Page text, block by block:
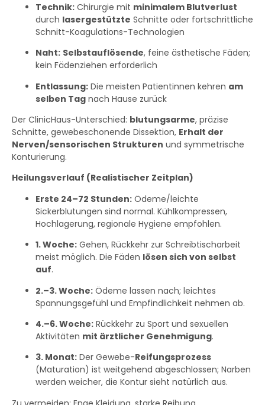
Technik: Chirurgie mit minimalem Blutverlust
durch lasergestützte Schnitte oder fortschrittliche
Schnitt-Koagulations-Technologien
Naht: Selbstauflösende, feine ästhetische Fäden;
kein Fädenziehen erforderlich
Entlassung: Die meisten Patientinnen kehren am
selben Tag nach Hause zurück
Der ClinicHaus-Unterschied: blutungsarme, präzise
Schnitte, gewebeschonende Dissektion, Erhalt der
Nerven/sensorischen Strukturen und symmetrische
Konturierung.
Heilungsverlauf (Realistischer Zeitplan)
Erste 24–72 Stunden: Ödeme/leichte
Sickerblutungen sind normal. Kühlkompressen,
Hochlagerung, regionale Hygiene empfohlen.
1. Woche: Gehen, Rückkehr zur Schreibtischarbeit
meist möglich. Die Fäden lösen sich von selbst
auf.
2.–3. Woche: Ödeme lassen nach; leichtes
Spannungsgefühl und Empfindlichkeit nehmen ab.
4.–6. Woche: Rückkehr zu Sport und sexuellen
Aktivitäten mit ärztlicher Genehmigung.
3. Monat: Der Gewebe-Reifungsprozess
(Maturation) ist weitgehend abgeschlossen; Narben
werden weicher, die Kontur sieht natürlich aus.